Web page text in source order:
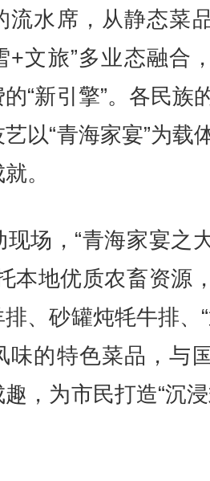
流水席，从静态菜
+文旅”多业态融合
“新引擎”。各民族
以“青海家宴”为载
。
场，“青海家宴之
本地优质农畜资源
、砂罐炖牦牛排、
味的特色菜品，与
，为市民打造“沉